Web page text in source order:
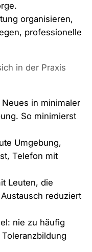
organisieren,
professionelle
in der Praxis
Neues in minimaler
So minimierst
Umgebung,
Telefon mit
Leuten, die
reduziert
nie zu häufig